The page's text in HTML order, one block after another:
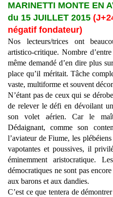
MARINETTI MONTE EN
du 15 JUILLET 2015 (
négatif fondateur)
Nos lecteurs/trices ont
artistico-critique. Nombre
même demandé d’en dire plus
place qu’il méritait. Tâche
vaste, multiforme et souvent
N’étant pas de ceux qui se
de relever le défi en dévoilant
son volet aérien. Car le
Dédaignant, comme son
l’aviateur de Fiume, les
vapotantes et poussives, il
éminemment aristocratique.
démocratiques ne sont pas
aux barons et aux dandies.
C’est ce que tentera de